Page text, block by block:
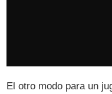
El otro modo para un